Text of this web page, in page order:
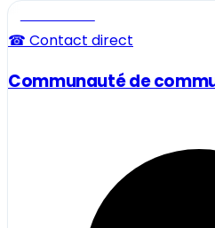
☎ Contact direct
Communauté de